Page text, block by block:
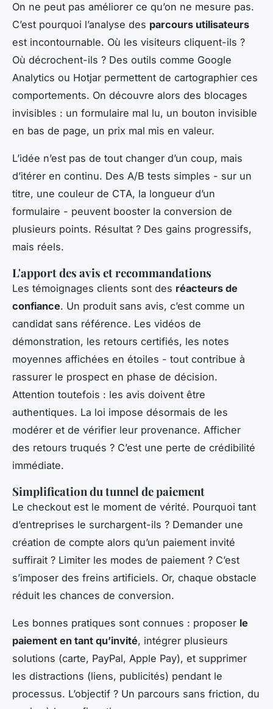
On ne peut pas améliorer ce qu’on ne mesure pas.
C’est pourquoi l’analyse des parcours utilisateurs
est incontournable. Où les visiteurs cliquent-ils ?
Où décrochent-ils ? Des outils comme Google
Analytics ou Hotjar permettent de cartographier ces
comportements. On découvre alors des blocages
invisibles : un formulaire mal lu, un bouton invisible
en bas de page, un prix mal mis en valeur.
L’idée n’est pas de tout changer d’un coup, mais
d’itérer en continu. Des A/B tests simples - sur un
titre, une couleur de CTA, la longueur d’un
formulaire - peuvent booster la conversion de
plusieurs points. Résultat ? Des gains progressifs,
mais réels.
L'apport des avis et recommandations
Les témoignages clients sont des réacteurs de
confiance. Un produit sans avis, c’est comme un
candidat sans référence. Les vidéos de
démonstration, les retours certifiés, les notes
moyennes affichées en étoiles - tout contribue à
rassurer le prospect en phase de décision.
Attention toutefois : les avis doivent être
authentiques. La loi impose désormais de les
modérer et de vérifier leur provenance. Afficher
des retours truqués ? C’est une perte de crédibilité
immédiate.
Simplification du tunnel de paiement
Le checkout est le moment de vérité. Pourquoi tant
d’entreprises le surchargent-ils ? Demander une
création de compte alors qu’un paiement invité
suffirait ? Limiter les modes de paiement ? C’est
s’imposer des freins artificiels. Or, chaque obstacle
réduit les chances de conversion.
Les bonnes pratiques sont connues : proposer le
paiement en tant qu’invité, intégrer plusieurs
solutions (carte, PayPal, Apple Pay), et supprimer
les distractions (liens, publicités) pendant le
processus. L’objectif ? Un parcours sans friction, du